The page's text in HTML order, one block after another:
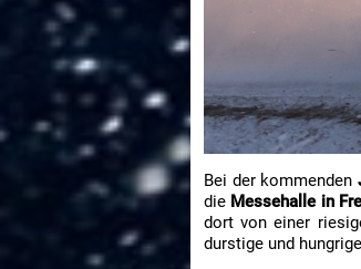
Bei der kommenden
die Messehalle in
dort von einer
durstige und